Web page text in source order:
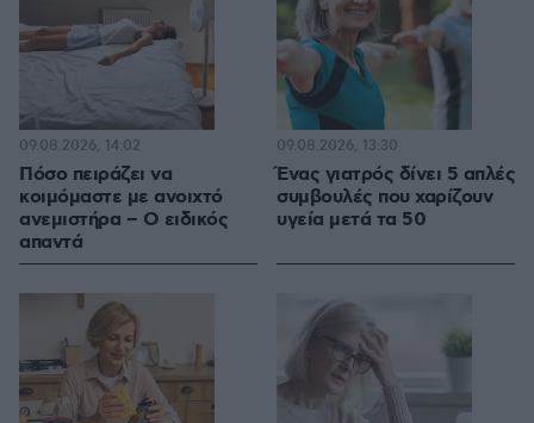
Πόσο πειράζει να
κοιμόμαστε με ανοιχτό
ανεμιστήρα – Ο ειδικός
απαντά
09.08.2026, 14:02
Ένας γιατρός δίνει 5 απλές
συμβουλές που χαρίζουν
υγεία μετά τα 50
09.08.2026, 13:30